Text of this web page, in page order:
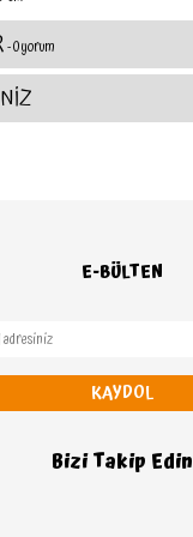
- 0 yorum
E-BÜLTEN
KAYDOL
Bizi Takip Edin